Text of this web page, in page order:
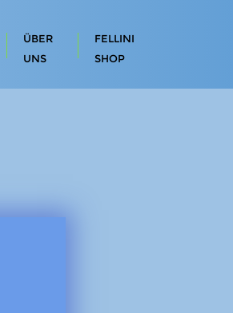
ÜBER
UNS
FELLINI
SHOP